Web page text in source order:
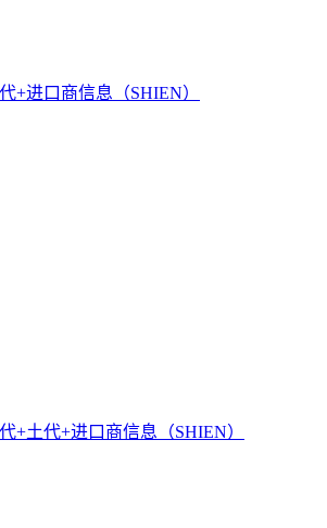
+进口商信息（SHIEN）
+土代+进口商信息（SHIEN）